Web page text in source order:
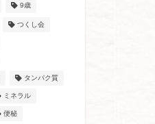
9歳
つくし会
タンパク質
ミネラル
便秘